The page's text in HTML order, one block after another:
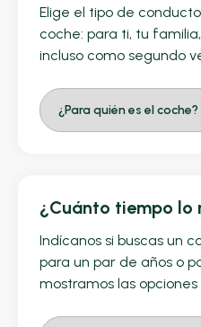
Elige el tipo de
coche: para ti, tu
incluso como segundo
¿Cuánto tiempo lo
Indícanos si buscas un
para un par de años o
mostramos las